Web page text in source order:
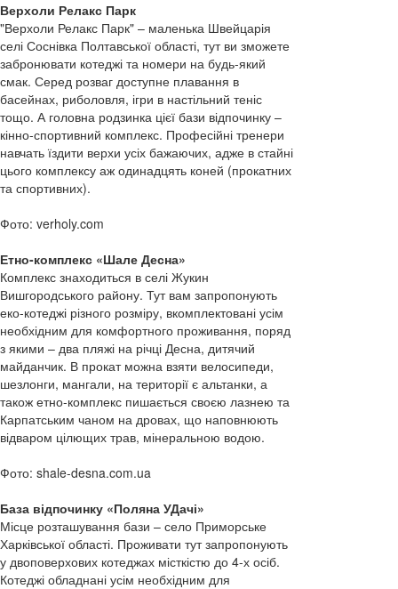
Верхоли Релакс Парк
"Верхоли Релакс Парк" – маленька Швейцарія
селі Соснівка Полтавської області, тут ви зможете
забронювати котеджі та номери на будь-який
смак. Серед розваг доступне плавання в
басейнах, риболовля, ігри в настільний теніс
тощо. А головна родзинка цієї бази відпочинку –
кінно-спортивний комплекс. Професійні тренери
навчать їздити верхи усіх бажаючих, адже в стайні
цього комплексу аж одинадцять коней (прокатних
та спортивних).
Фото: verholy.com
Етно-комплекс «Шале Десна»
Комплекс знаходиться в селі Жукин
Вишгородського району. Тут вам запропонують
еко-котеджі різного розміру, вкомплектовані усім
необхідним для комфортного проживання, поряд
з якими – два пляжі на річці Десна, дитячий
майданчик. В прокат можна взяти велосипеди,
шезлонги, мангали, на території є альтанки, а
також етно-комплекс пишається своєю лазнею та
Карпатським чаном на дровах, що наповнюють
відваром цілющих трав, мінеральною водою.
Фото: shale-desna.com.ua
База відпочинку «Поляна УДачі»
Місце розташування бази – село Приморське
Харківської області. Проживати тут запропонують
у двоповерхових котеджах місткістю до 4-х осіб.
Котеджі обладнані усім необхідним для